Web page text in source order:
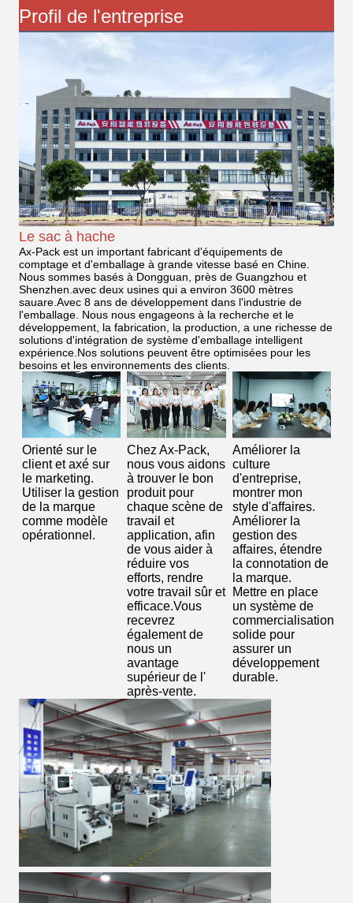
Profil de l'entreprise
Le sac à hache
Ax-Pack est un important fabricant d'équipements de
comptage et d'emballage à grande vitesse basé en Chine.
Nous sommes basés à Dongguan, près de Guangzhou et
Shenzhen.avec deux usines qui a environ 3600 mètres
sauare.Avec 8 ans de développement dans l'industrie de
l'emballage. Nous nous engageons à la recherche et le
développement, la fabrication, la production, a une richesse de
solutions d'intégration de système d'emballage intelligent
expérience.Nos solutions peuvent être optimisées pour les
besoins et les environnements des clients.
Orienté sur le
client et axé sur
le marketing.
Utiliser la gestion
de la marque
comme modèle
opérationnel.
Chez Ax-Pack,
nous vous aidons
à trouver le bon
produit pour
chaque scène de
travail et
application, afin
de vous aider à
réduire vos
efforts, rendre
votre travail sûr et
efficace.Vous
recevrez
également de
nous un
avantage
supérieur de l'
après-vente.
Améliorer la
culture
d'entreprise,
montrer mon
style d'affaires.
Améliorer la
gestion des
affaires, étendre
la connotation de
la marque.
Mettre en place
un système de
commercialisation
solide pour
assurer un
développement
durable.